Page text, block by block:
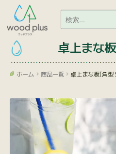
卓上まな
ホーム 商品一覧 卓上まな板(角型